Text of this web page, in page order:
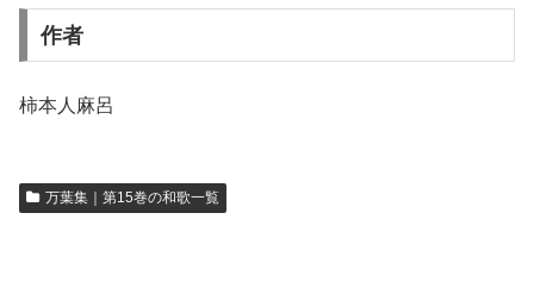
作者
柿本人麻呂
万葉集｜第15巻の和歌一覧